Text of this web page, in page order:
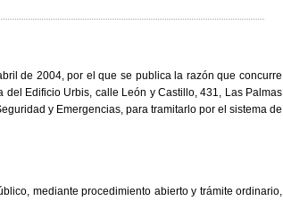
de 2004, por el que se publica la razón que concurre
Edificio Urbis, calle León y Castillo, 431, Las Palmas
y Emergencias, para tramitarlo por el sistema de
mediante procedimiento abierto y trámite ordinario,